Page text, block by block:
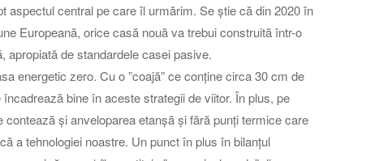
aspectul central pe care îl urmărim. Se știe că din 2020 în
Europeană, orice casă nouă va trebui construită într-o
apropiată de standardele casei pasive.
energetic zero. Cu o ”coajă” ce conține circa 30 cm de
încadrează bine în aceste strategii de viitor. În plus, pe
contează și anveloparea etanșă și fără punți termice care
a tehnologiei noastre. Un punct în plus în bilanțul